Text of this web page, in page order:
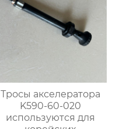
Тросы акселератора
K590-60-020
используются для